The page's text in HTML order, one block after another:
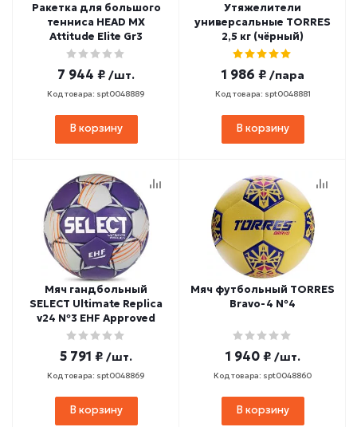
Ракетка для большого
тенниса HEAD MX
Attitude Elite Gr3
7 944 ₽ /шт.
Код товара: spt0048889
В корзину
Утяжелители
универсальные TORRES
2,5 кг (чёрный)
1 986 ₽ /пара
Код товара: spt0048881
В корзину
Мяч гандбольный
SELECT Ultimate Replica
v24 №3 EHF Approved
5 791 ₽ /шт.
Код товара: spt0048869
В корзину
Мяч футбольный TORRES
Bravo-4 №4
1 940 ₽ /шт.
Код товара: spt0048860
В корзину